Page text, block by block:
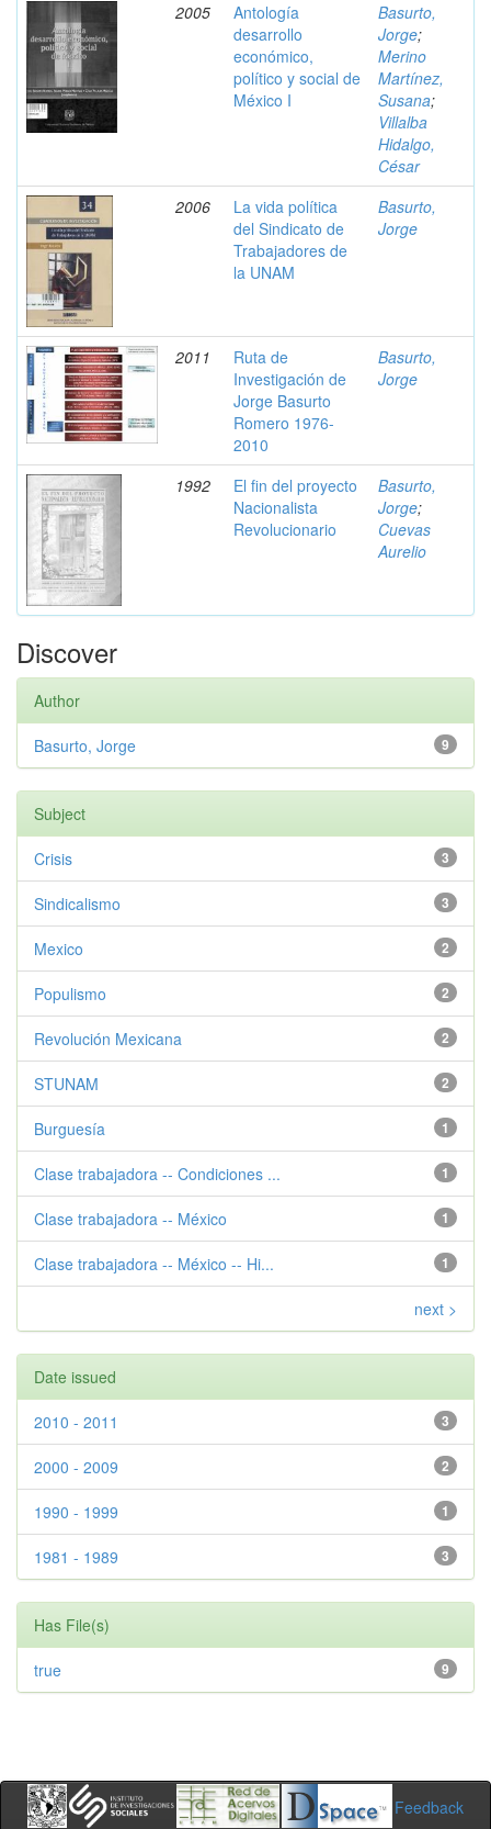
2005
Antología
desarrollo
económico,
político y social de
México I
Basurto,
Jorge;
Merino
Martínez,
Susana;
Villalba
Hidalgo,
César
2006
La vida política
del Sindicato de
Trabajadores de
la UNAM
Basurto,
Jorge
2011
Ruta de
Investigación de
Jorge Basurto
Romero 1976-
2010
Basurto,
Jorge
1992
El fin del proyecto
Nacionalista
Revolucionario
Basurto,
Jorge;
Cuevas
Aurelio
Discover
Author
9
Basurto, Jorge
Subject
3
Crisis
3
Sindicalismo
2
Mexico
2
Populismo
2
Revolución Mexicana
2
STUNAM
1
Burguesía
1
Clase trabajadora -- Condiciones ...
1
Clase trabajadora -- México
1
Clase trabajadora -- México -- Hi...
next >
Date issued
3
2010 - 2011
2
2000 - 2009
1
1990 - 1999
3
1981 - 1989
Has File(s)
9
true
Feedback